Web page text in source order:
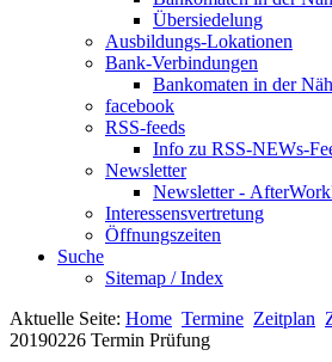
Übersiedelung
Ausbildungs-Lokationen
Bank-Verbindungen
Bankomaten in der
facebook
RSS-feeds
Info zu RSS-NEWs-
Newsletter
Newsletter -
Interessensvertretung
Öffnungszeiten
Suche
Sitemap / Index
Aktuelle Seite: Home Termine Zeitplan
20190226 Termin Prüfung